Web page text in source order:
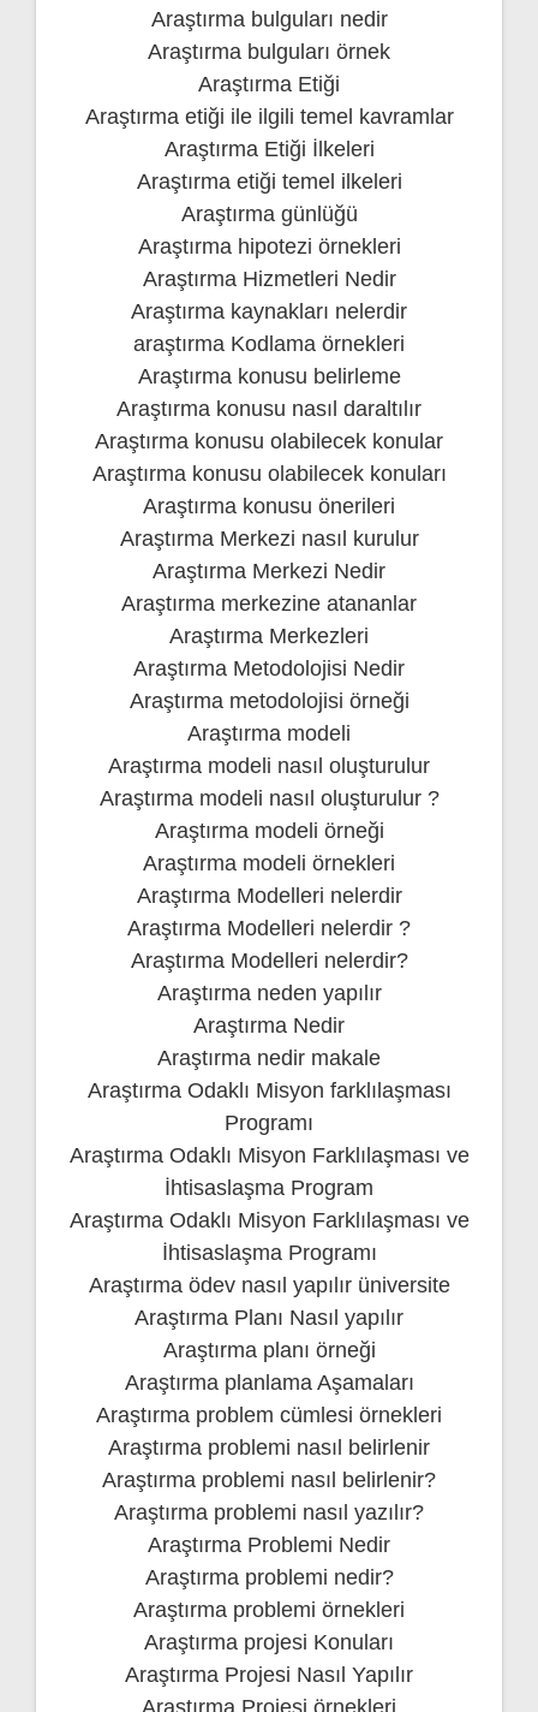
Araştırma bulguları nedir
Araştırma bulguları örnek
Araştırma Etiği
Araştırma etiği ile ilgili temel kavramlar
Araştırma Etiği İlkeleri
Araştırma etiği temel ilkeleri
Araştırma günlüğü
Araştırma hipotezi örnekleri
Araştırma Hizmetleri Nedir
Araştırma kaynakları nelerdir
araştırma Kodlama örnekleri
Araştırma konusu belirleme
Araştırma konusu nasıl daraltılır
Araştırma konusu olabilecek konular
Araştırma konusu olabilecek konuları
Araştırma konusu önerileri
Araştırma Merkezi nasıl kurulur
Araştırma Merkezi Nedir
Araştırma merkezine atananlar
Araştırma Merkezleri
Araştırma Metodolojisi Nedir
Araştırma metodolojisi örneği
Araştırma modeli
Araştırma modeli nasıl oluşturulur
Araştırma modeli nasıl oluşturulur ?
Araştırma modeli örneği
Araştırma modeli örnekleri
Araştırma Modelleri nelerdir
Araştırma Modelleri nelerdir ?
Araştırma Modelleri nelerdir?
Araştırma neden yapılır
Araştırma Nedir
Araştırma nedir makale
Araştırma Odaklı Misyon farklılaşması
Programı
Araştırma Odaklı Misyon Farklılaşması ve
İhtisaslaşma Program
Araştırma Odaklı Misyon Farklılaşması ve
İhtisaslaşma Programı
Araştırma ödev nasıl yapılır üniversite
Araştırma Planı Nasıl yapılır
Araştırma planı örneği
Araştırma planlama Aşamaları
Araştırma problem cümlesi örnekleri
Araştırma problemi nasıl belirlenir
Araştırma problemi nasıl belirlenir?
Araştırma problemi nasıl yazılır?
Araştırma Problemi Nedir
Araştırma problemi nedir?
Araştırma problemi örnekleri
Araştırma projesi Konuları
Araştırma Projesi Nasıl Yapılır
Araştırma Projesi örnekleri